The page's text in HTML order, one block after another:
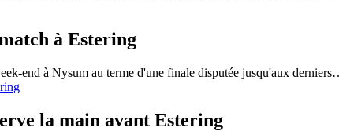
à Estering
end à Nysum au terme d'une finale disputée jusqu'aux derniers
la main avant Estering